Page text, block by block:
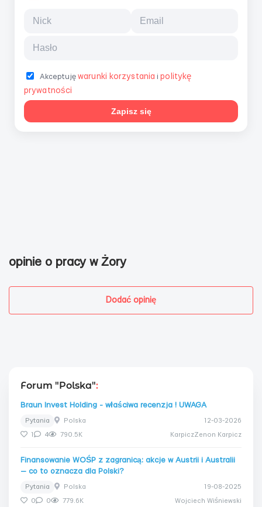
Akceptujęwarunki korzystania ipolitykę
prywatności
Zapisz się
opinie o pracy w Żory
Dodać opinię
Forum "Polska":
Braun Invest Holding - właściwa recenzja ! UWAGA
Pytania Polska 12-03-2026
1 4 790.5K KarpiczZenon Karpicz
Finansowanie WOŚP z zagranicą: akcje w Austrii i Australii
— co to oznacza dla Polski?
Pytania Polska 19-08-2025
0 0 779.6K Wojciech Wiśniewski